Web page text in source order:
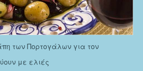
των Πορτογάλων για τον
με ελιές